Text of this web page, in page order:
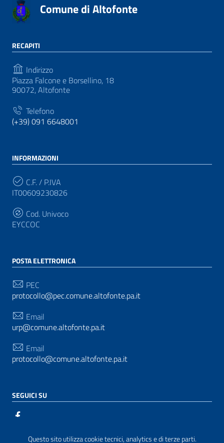
Questo sito utilizza cookie tecnici, analytics e di terze parti.
Comune di Altofonte
RECAPITI
Indirizzo
Piazza Falcone e Borsellino, 18
90072, Altofonte
Telefono
(+39) 091 6648001
INFORMAZIONI
C.F. / P.IVA
IT00609230826
Cod. Univoco
EYCCOC
POSTA ELETTRONICA
PEC
protocollo@pec.comune.altofonte.pa.it
Email
urp@comune.altofonte.pa.it
Email
protocollo@comune.altofonte.pa.it
SEGUICI SU